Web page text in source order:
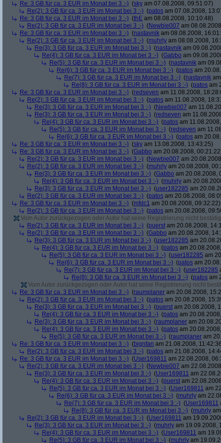
Re: 3 GB für ca. 3 EUR im Monat bei 3 :-) (sky am 07.08.2008, 09:51:07)
Re(2): 3 GB für ca. 3 EUR im Monat bei 3 :-) (patos am 07.08.2008,
Re: 3 GB für ca. 3 EUR im Monat bei 3 :-) (thE am 08.08.2008, 10:10:48)
Re(2): 3 GB für ca. 3 EUR im Monat bei 3 :-) (Newbie007 am
Re: 3 GB für ca. 3 EUR im Monat bei 3 :-) (nastavnik am 08.08.2008,
Re(2): 3 GB für ca. 3 EUR im Monat bei 3 :-) (muhrly am 08.08.2008,
Re(3): 3 GB für ca. 3 EUR im Monat bei 3 :-) (nastavnik am
Re(4): 3 GB für ca. 3 EUR im Monat bei 3 :-) (Gabbo am
Re(5): 3 GB für ca. 3 EUR im Monat bei 3 :-) (nastavnik am
Re(6): 3 GB für ca. 3 EUR im Monat bei 3 :-) (patos am
Re(7): 3 GB für ca. 3 EUR im Monat bei 3 :-) (nastavnik
Re(8): 3 GB für ca. 3 EUR im Monat bei 3 :-) (patos am
Re: 3 GB für ca. 3 EUR im Monat bei 3 :-) (redseven am 11.08.2008,
Re(2): 3 GB für ca. 3 EUR im Monat bei 3 :-) (patos am 11.08.2008,
Re(3): 3 GB für ca. 3 EUR im Monat bei 3 :-) (Newbie007 am
Re(3): 3 GB für ca. 3 EUR im Monat bei 3 :-) (redseven am
Re(4): 3 GB für ca. 3 EUR im Monat bei 3 :-) (patos am
Re(5): 3 GB für ca. 3 EUR im Monat bei 3 :-) (redseven am
Re(6): 3 GB für ca. 3 EUR im Monat bei 3 :-) (patos am
Re: 3 GB für ca. 3 EUR im Monat bei 3 :-) (sky am 13.08.2008, 13:43:25)
Re: 3 GB für ca. 3 EUR im Monat bei 3 :-) (Gabbo am 20.08.2008,
Re(2): 3 GB für ca. 3 EUR im Monat bei 3 :-) (Newbie007 am
Re(2): 3 GB für ca. 3 EUR im Monat bei 3 :-) (muhrly am 20.08.2008,
Re(3): 3 GB für ca. 3 EUR im Monat bei 3 :-) (Gabbo am 20.08.2008,
Re(4): 3 GB für ca. 3 EUR im Monat bei 3 :-) (muhrly am
Re(3): 3 GB für ca. 3 EUR im Monat bei 3 :-) (user182285 am
Re(2): 3 GB für ca. 3 EUR im Monat bei 3 :-) (patos am 20.08.2008,
Re: 3 GB für ca. 3 EUR im Monat bei 3 :-) (mfdc1 am 20.08.2008, 09:32:22)
Re(2): 3 GB für ca. 3 EUR im Monat bei 3 :-) (patos am 20.08.2008,
Vom Autor zurückgezogen oder Autor hat seine Registrierung nicht
Re(2): 3 GB für ca. 3 EUR im Monat bei 3 :-) (puerst am 20.08.2008,
Re(2): 3 GB für ca. 3 EUR im Monat bei 3 :-) (Gabbo am 20.08.2008,
Re(3): 3 GB für ca. 3 EUR im Monat bei 3 :-) (user182285 am
Re(4): 3 GB für ca. 3 EUR im Monat bei 3 :-) (patos am
Re(5): 3 GB für ca. 3 EUR im Monat bei 3 :-) (user182285 am
Re(6): 3 GB für ca. 3 EUR im Monat bei 3 :-) (patos am
Re(7): 3 GB für ca. 3 EUR im Monat bei 3 :-) (user182285
Re(8): 3 GB für ca. 3 EUR im Monat bei 3 :-) (patos am
Vom Autor zurückgezogen oder Autor hat seine Registrierung nicht
Re: 3 GB für ca. 3 EUR im Monat bei 3 :-) (raumplaner am 20.08.2008,
Re(2): 3 GB für ca. 3 EUR im Monat bei 3 :-) (patos am 20.08.2008,
Re(3): 3 GB für ca. 3 EUR im Monat bei 3 :-) (puerst am 20.08.2008,
Re(4): 3 GB für ca. 3 EUR im Monat bei 3 :-) (patos am
Re(3): 3 GB für ca. 3 EUR im Monat bei 3 :-) (raumplaner am
Re(4): 3 GB für ca. 3 EUR im Monat bei 3 :-) (patos am
Re(5): 3 GB für ca. 3 EUR im Monat bei 3 :-) (raumplaner am
Re: 3 GB für ca. 3 EUR im Monat bei 3 :-) (bignfan am 21.08.2008,
Re(2): 3 GB für ca. 3 EUR im Monat bei 3 :-) (patos am 21.08.2008,
Re: 3 GB für ca. 3 EUR im Monat bei 3 :-) (User169811 am 22.08.2008,
Re(2): 3 GB für ca. 3 EUR im Monat bei 3 :-) (Newbie007 am
Re(3): 3 GB für ca. 3 EUR im Monat bei 3 :-) (User169811 am
Re(4): 3 GB für ca. 3 EUR im Monat bei 3 :-) (puerst am
Re(5): 3 GB für ca. 3 EUR im Monat bei 3 :-) (User169811 am
Re(6): 3 GB für ca. 3 EUR im Monat bei 3 :-) (muhrly am
Re(7): 3 GB für ca. 3 EUR im Monat bei 3 :-) (User169811
Re(8): 3 GB für ca. 3 EUR im Monat bei 3 :-) (muhrly
Re(2): 3 GB für ca. 3 EUR im Monat bei 3 :-) (User169811 am
Re(3): 3 GB für ca. 3 EUR im Monat bei 3 :-) (muhrly am 19.09.2008,
Re(4): 3 GB für ca. 3 EUR im Monat bei 3 :-) (User169811 am
Re(5): 3 GB für ca. 3 EUR im Monat bei 3 :-) (muhrly am